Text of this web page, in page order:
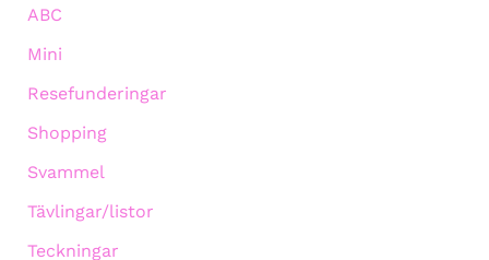
ABC
Mini
Resefunderingar
Shopping
Svammel
Tävlingar/listor
Teckningar